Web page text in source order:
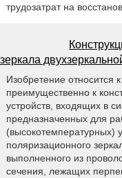
трудозатрат на
зеркала
Изобретение относится
преимущественно к
устройств, входящих в
предназначенных для
(высокотемпературных)
поляризационного
выполненного из
сечения, лежащих